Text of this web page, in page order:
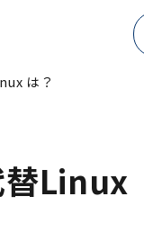
は？
Linux